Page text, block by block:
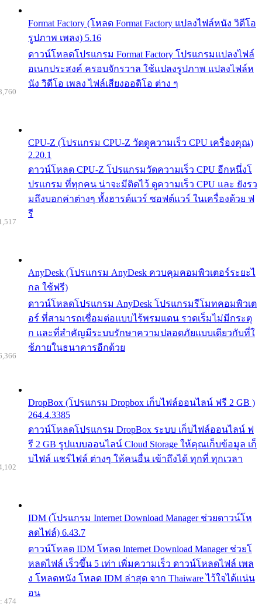
Format Factory (โหลด Format Factory แปลงไฟล์หนัง วิดีโอ
รูปภาพ เพลง) 5.16
ดาวน์โหลดโปรแกรม Format Factory โปรแกรมแปลงไฟล์
อเนกประสงค์ ครอบจักรวาล ใช้แปลงรูปภาพ แปลงไฟล์ห
นัง วิดีโอ เพลง ไฟล์เสียงออดิโอ ต่าง ๆ
CPU-Z (โปรแกรม CPU-Z วัดดูความเร็ว CPU เครื่องคุณ)
2.20.1
ดาวน์โหลด CPU-Z โปรแกรมวัดความเร็ว CPU อีกหนึ่งโ
ปรแกรม ที่ทุกคน น่าจะมีติดไว้ ดูความเร็ว CPU และ ยังรว
มถึงบอกค่าต่างๆ ทั้งฮารด์แวร์ ซอฟต์แวร์ ในเครื่องด้วย ฟ
รี
AnyDesk (โปรแกรม AnyDesk ควบคุมคอมพิวเตอร์ระยะไ
กล ใช้ฟรี)
ดาวน์โหลดโปรแกรม AnyDesk โปรแกรมรีโมทคอมพิวเต
อร์ ที่สามารถเชื่อมต่อแบบไร้พรมแดน รวดเร็มไม่มีกระตุ
ก และที่สำคัญมีระบบรักษาความปลอดภัยแบบเดียวกับที่ใ
ช้ภายในธนาคารอีกด้วย
DropBox (โปรแกรม Dropbox เก็บไฟล์ออนไลน์ ฟรี 2 GB )
264.4.3385
ดาวน์โหลดโปรแกรม DropBox ระบบ เก็บไฟล์ออนไลน์ ฟ
รี 2 GB รูปแบบออนไลน์ Cloud Storage ให้คุณเก็บข้อมูล เก็
บไฟล์ แชร์ไฟล์ ต่างๆ ให้คนอื่น เข้าถึงได้ ทุกที่ ทุกเวลา
IDM (โปรแกรม Internet Download Manager ช่วยดาวน์โห
ลดไฟล์) 6.43.7
ดาวน์โหลด IDM โหลด Internet Download Manager ช่วยโ
หลดไฟล์ เร็วขึ้น 5 เท่า เพิ่มความเร็ว ดาวน์โหลดไฟล์ เพล
ง โหลดหนัง โหลด IDM ล่าสุด จาก Thaiware ไว้ใจได้แน่น
อน
474